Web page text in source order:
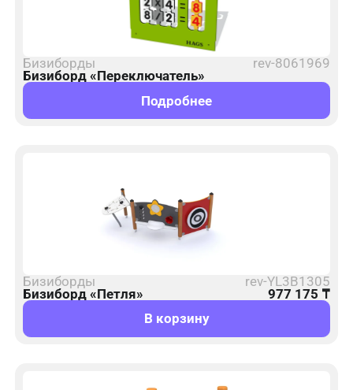
Бизиборды
rev-8061969
Бизиборд «Переключатель»
Подробнее
Бизиборды
rev-YL3B1305
Бизиборд «Петля»
977 175 ₸
В корзину